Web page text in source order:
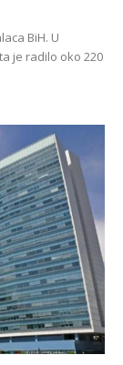
BiH. U
je radilo oko 220